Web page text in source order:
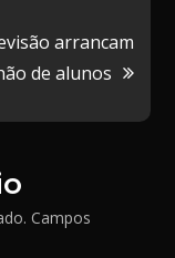
arrancam
de alunos
Campos